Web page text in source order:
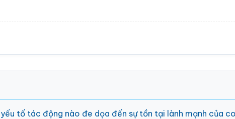
tố tác động nào đe dọa đến sự tồn tại lành mạnh của